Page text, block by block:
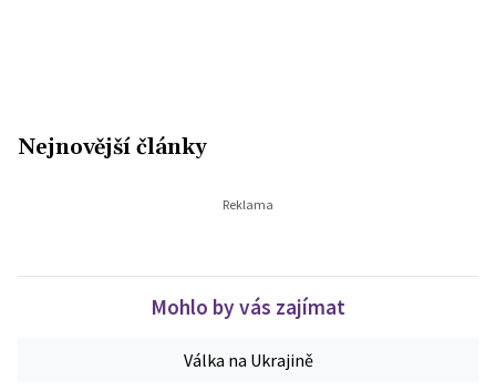
Nejnovější články
Mohlo by vás zajímat
Válka na Ukrajině